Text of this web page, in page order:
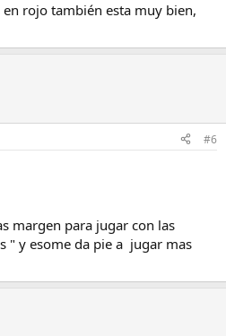
rojo también esta muy bien,
#6
margen para jugar con las
" y esome da pie a jugar mas